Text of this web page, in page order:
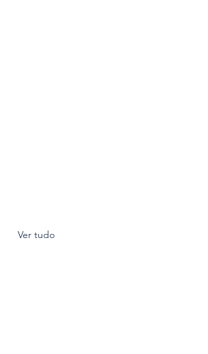
Ver tudo